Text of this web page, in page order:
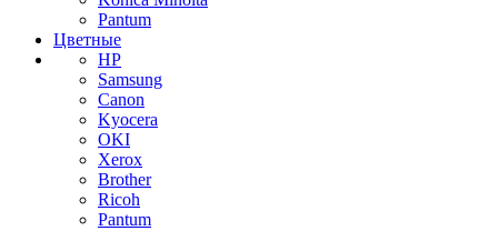
Pantum
Цветные
HP
Samsung
Canon
Kyocera
OKI
Xerox
Brother
Ricoh
Pantum